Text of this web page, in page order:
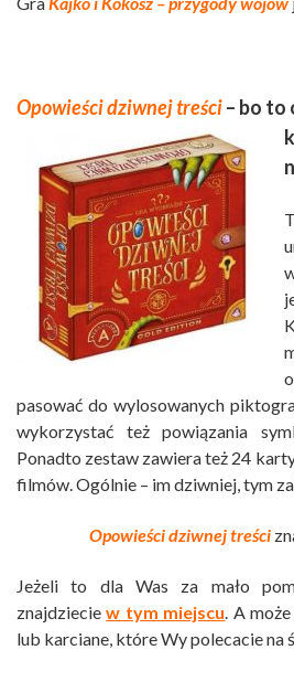
Opowieści dziwnej treści– bo to
pasować do wylosowanych
wykorzystać też powiązania
Ponadto zestaw zawiera też 24
filmów. Ogólnie – im dziwniej, tym
Opowieści dziwnej treści
Jeżeli to dla Was za mało
znajdzieciew tym miejscu. A
lub karciane, które Wy polecacie na